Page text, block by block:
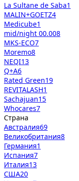
La Sultane de Saba1
MALIN+GOETZ4
Medicube1
mid/night 00.008
MKS-ECO7
Moremo8
NEQI13
Q+A6
Rated Green19
REVITALASH1
Sachajuan15
Whocares7
Страна
Австралия69
Великобритания8
Германия1
Испания7
Италия13
США20